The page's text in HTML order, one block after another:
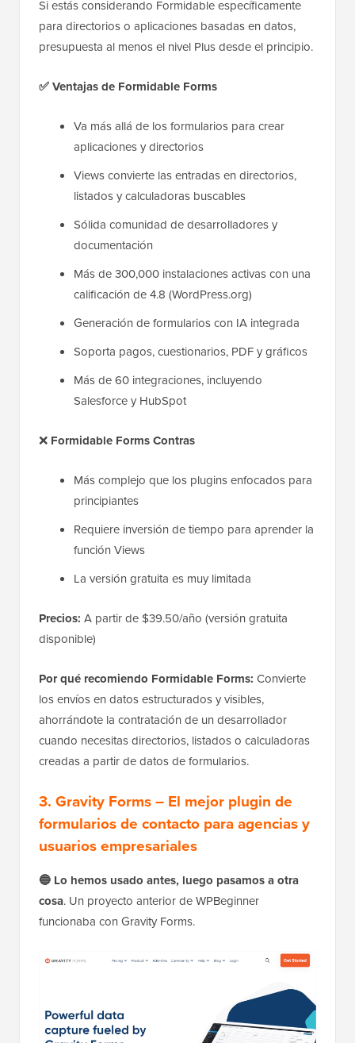
Si estás considerando Formidable específicamente
para directorios o aplicaciones basadas en datos,
presupuesta al menos el nivel Plus desde el principio.
✅Ventajas de Formidable Forms
Va más allá de los formularios para crear
aplicaciones y directorios
Views convierte las entradas en directorios,
listados y calculadoras buscables
Sólida comunidad de desarrolladores y
documentación
Más de 300,000 instalaciones activas con una
calificación de 4.8 (WordPress.org)
Generación de formularios con IA integrada
Soporta pagos, cuestionarios, PDF y gráficos
Más de 60 integraciones, incluyendo
Salesforce y HubSpot
❌ Formidable Forms Contras
Más complejo que los plugins enfocados para
principiantes
Requiere inversión de tiempo para aprender la
función Views
La versión gratuita es muy limitada
Precios: A partir de $39.50/año (versión gratuita
disponible)
Por qué recomiendo Formidable Forms: Convierte
los envíos en datos estructurados y visibles,
ahorrándote la contratación de un desarrollador
cuando necesitas directorios, listados o calculadoras
creadas a partir de datos de formularios.
3. Gravity Forms – El mejor plugin de
formularios de contacto para agencias y
usuarios empresariales
🔵 Lo hemos usado antes, luego pasamos a otra
cosa. Un proyecto anterior de WPBeginner
funcionaba con Gravity Forms.